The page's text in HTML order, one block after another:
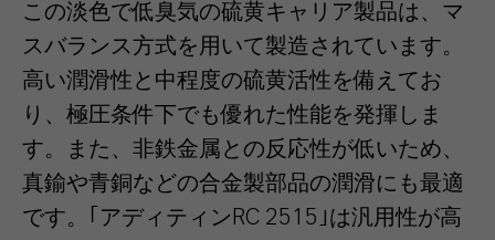
この淡色で低臭気の硫黄キャリア製品は、マ
スバランス方式を用いて製造されています。
高い潤滑性と中程度の硫黄活性を備えてお
り、極圧条件下でも優れた性能を発揮しま
す。また、非鉄金属との反応性が低いため、
真鍮や青銅などの合金製部品の潤滑にも最適
です。｢アディティンRC 2515｣は汎用性が高